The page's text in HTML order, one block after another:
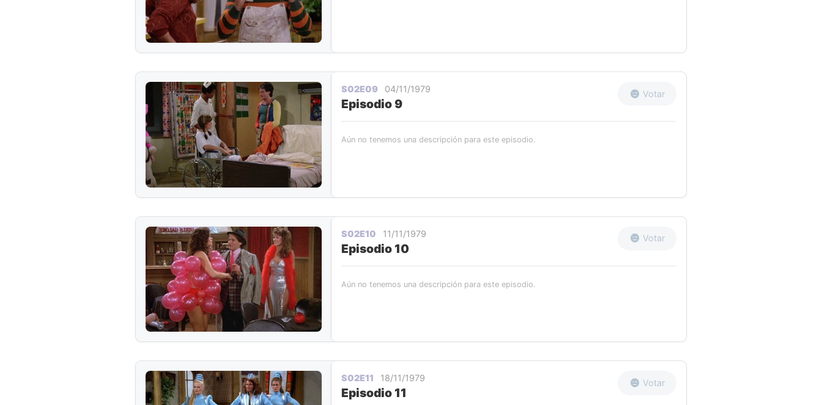
S02E09 04/11/1979
Episodio 9
Votar
Aún no tenemos una descripción para este episodio.
S02E10 11/11/1979
Episodio 10
Votar
Aún no tenemos una descripción para este episodio.
S02E11 18/11/1979
Episodio 11
Votar